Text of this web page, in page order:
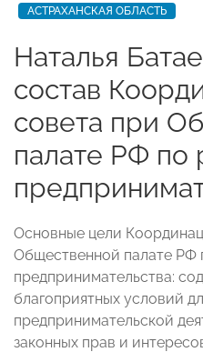
АСТРАХАНСКАЯ ОБЛАСТЬ
Наталья
состав
совета при
палате РФ по
Основные цели
Общественной палате РФ
предпринимательства:
благоприятных условий
предпринимательской
законных прав и